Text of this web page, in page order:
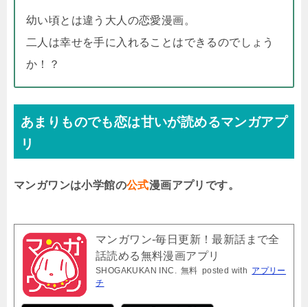
幼い頃とは違う大人の恋愛漫画。
二人は幸せを手に入れることはできるのでしょう
か！？
あまりものでも恋は甘いが読めるマンガアプ
リ
マンガワンは小学館の公式漫画アプリです。
マンガワン-毎日更新！最新話まで全
話読める無料漫画アプリ
SHOGAKUKAN INC. 無料 posted with アプリー
チ